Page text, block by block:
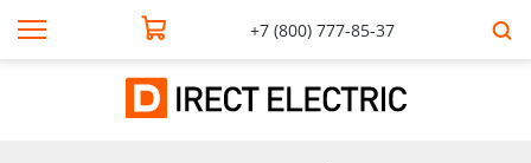
+7 (800) 777-85-37